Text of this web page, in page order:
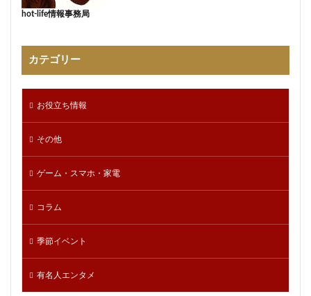
hot-life情報事務局
カテゴリー
お役立ち情報
その他
ゲーム・スマホ・家電
コラム
季節イベント
有名人エンタメ